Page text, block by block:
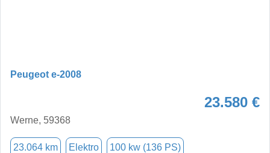
Peugeot e-2008
23.580 €
Werne, 59368
23.064 km Elektro 100 kw (136 PS)